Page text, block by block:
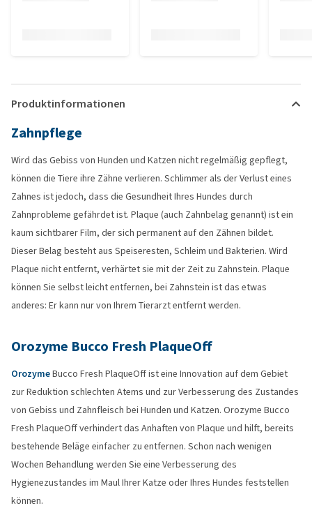
Produktinformationen
Zahnpflege
Wird das Gebiss von Hunden und Katzen nicht regelmäßig gepflegt,
können die Tiere ihre Zähne verlieren. Schlimmer als der Verlust eines
Zahnes ist jedoch, dass die Gesundheit Ihres Hundes durch
Zahnprobleme gefährdet ist. Plaque (auch Zahnbelag genannt) ist ein
kaum sichtbarer Film, der sich permanent auf den Zähnen bildet.
Dieser Belag besteht aus Speiseresten, Schleim und Bakterien. Wird
Plaque nicht entfernt, verhärtet sie mit der Zeit zu Zahnstein. Plaque
können Sie selbst leicht entfernen, bei Zahnstein ist das etwas
anderes: Er kann nur von Ihrem Tierarzt entfernt werden.
Orozyme Bucco Fresh PlaqueOff
OrozymeBucco Fresh PlaqueOff ist eine Innovation auf dem Gebiet
zur Reduktion schlechten Atems und zur Verbesserung des Zustandes
von Gebiss und Zahnfleisch bei Hunden und Katzen. Orozyme Bucco
Fresh PlaqueOff verhindert das Anhaften von Plaque und hilft, bereits
bestehende Beläge einfacher zu entfernen. Schon nach wenigen
Wochen Behandlung werden Sie eine Verbesserung des
Hygienezustandes im Maul Ihrer Katze oder Ihres Hundes feststellen
können.